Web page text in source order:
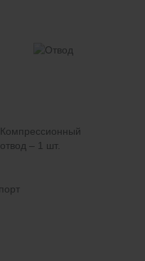
Компрессионный
отвод – 1 шт.